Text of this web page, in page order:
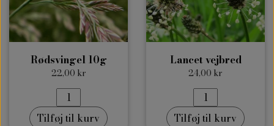
Rødsvingel 10g
22,00 kr
Tilføj til kurv
Lancet vejbred
24,00 kr
Tilføj til kurv